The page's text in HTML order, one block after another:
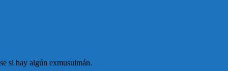
si hay algún exmusulmán.